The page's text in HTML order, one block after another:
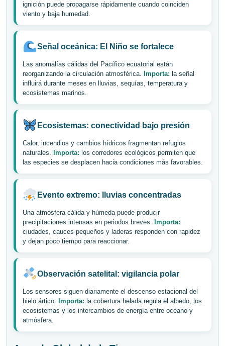
ignición puede propagarse rápidamente cuando coinciden
viento y baja humedad.
Señal oceánica: El Niño se fortalece
Las anomalías cálidas del Pacífico ecuatorial están
reorganizando la circulación atmosférica. Importa: la señal
influirá durante meses en lluvias, sequías, temperatura y
ecosistemas marinos.
Ecosistemas: conectividad bajo presión
Calor, incendios y cambios hídricos fragmentan refugios
naturales. Importa: los corredores ecológicos permiten que
las especies se desplacen hacia condiciones más favorables.
Evento extremo: lluvias concentradas
Una atmósfera cálida y húmeda puede producir
precipitaciones intensas en periodos breves. Importa:
ciudades, cauces pequeños y laderas responden con rapidez
y dejan poco tiempo para reaccionar.
Observación satelital: vigilancia polar
Los sensores siguen diariamente el descenso estacional del
hielo ártico. Importa: la cobertura helada regula el albedo, los
ecosistemas y los intercambios de energía entre océano y
atmósfera.